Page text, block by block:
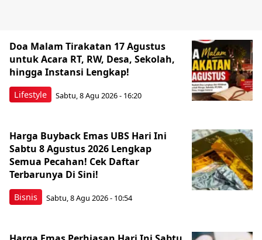
Lifestyle
Doa Malam Tirakatan 17 Agustus
untuk Acara RT, RW, Desa, Sekolah,
hingga Instansi Lengkap!
Sabtu, 8 Agu 2026 - 16:20
Bisnis
Harga Buyback Emas UBS Hari Ini
Sabtu 8 Agustus 2026 Lengkap
Semua Pecahan! Cek Daftar
Terbarunya Di Sini!
Sabtu, 8 Agu 2026 - 10:54